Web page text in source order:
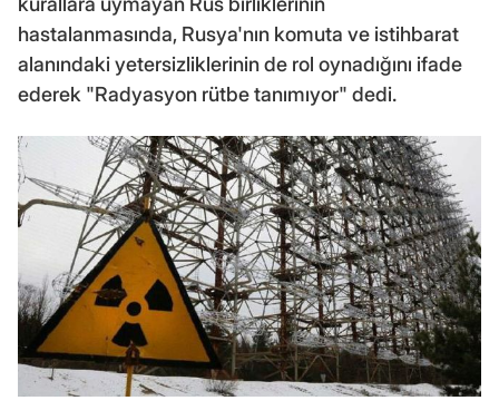
hastalanmasında, Rusya'nın komuta ve istihbarat
alanındaki yetersizliklerinin de rol oynadığını ifade
ederek "Radyasyon rütbe tanımıyor" dedi.